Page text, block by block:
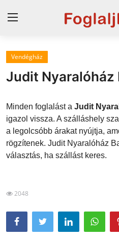
Horvát tengerpart
Magyarország
Szállások a Balatonon
Horvátország
Blog
Vendégház
Judit Nyaralóház
Minden foglalást a Judit
igazol vissza. A szálláshely
a legolcsóbb árakat nyújtja,
rögzítenek. Judit Nyaralóház
választás, ha szállást keres.
2048